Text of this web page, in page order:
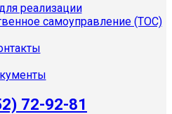
реализации
самоуправление (ТОС)
72-92-81